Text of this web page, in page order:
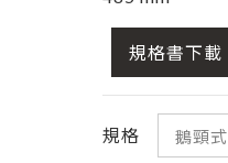
規格書下載
規格